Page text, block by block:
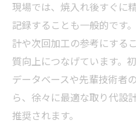
現場では、焼入れ後すぐに
記録することも一般的です
計や次回加工の参考にする
質向上につなげています。
データベースや先輩技術者
ら、徐々に最適な取り代設
推奨されます。